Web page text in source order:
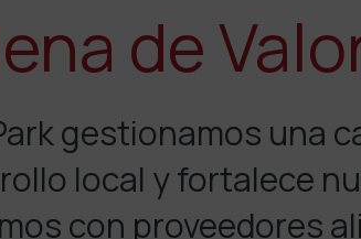
de
gestionamos una
local y fortalece
con proveedores